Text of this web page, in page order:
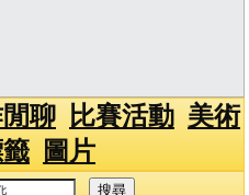
聊 比賽活動 美術
圖片